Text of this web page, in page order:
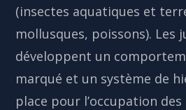
(insectes aquatiques et
mollusques, poissons). Les
développent un
marqué et un système de
place pour l’occupation